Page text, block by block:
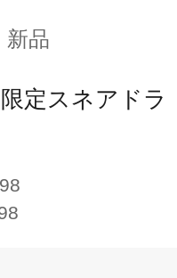
新品
定スネアドラ